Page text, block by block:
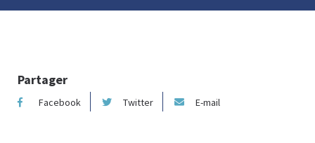
Partager
Facebook Twitter E-mail